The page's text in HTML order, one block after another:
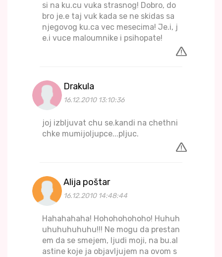
si na ku.cu vuka strasnog! Dobro, do
bro je.e taj vuk kada se ne skidas sa
njegovog ku.ca vec mesecima! Je.i, j
e.i vuce maloumnike i psihopate!
Drakula
16.12.2010 13:10:36
joj izbljuvat chu se.kandi na chethni
chke mumijoljupce...pljuc.
Alija poštar
16.12.2010 14:48:44
Hahahahaha! Hohohohohoho! Huhuh
uhuhuhuhuhu!!! Ne mogu da prestan
em da se smejem, ljudi moji, na bu.al
astine koje ja objavljujem na ovom s